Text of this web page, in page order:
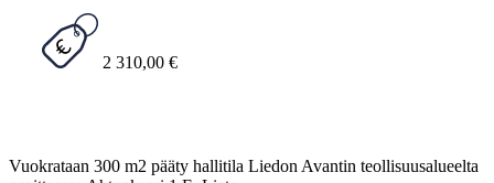
2 310,00 €
Vuokrataan 300 m2 pääty hallitila Liedon Avantin teollisuusalueelta